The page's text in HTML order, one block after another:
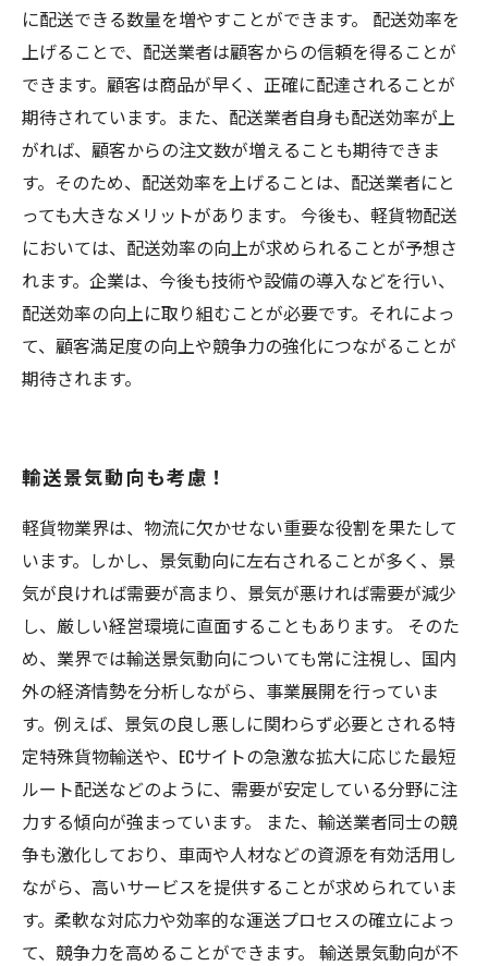
に配送できる数量を増やすことができます。 配送効率を
上げることで、配送業者は顧客からの信頼を得ることが
できます。顧客は商品が早く、正確に配達されることが
期待されています。また、配送業者自身も配送効率が上
がれば、顧客からの注文数が増えることも期待できま
す。そのため、配送効率を上げることは、配送業者にと
っても大きなメリットがあります。 今後も、軽貨物配送
においては、配送効率の向上が求められることが予想さ
れます。企業は、今後も技術や設備の導入などを行い、
配送効率の向上に取り組むことが必要です。それによっ
て、顧客満足度の向上や競争力の強化につながることが
期待されます。
輸送景気動向も考慮！
軽貨物業界は、物流に欠かせない重要な役割を果たして
います。しかし、景気動向に左右されることが多く、景
気が良ければ需要が高まり、景気が悪ければ需要が減少
し、厳しい経営環境に直面することもあります。 そのた
め、業界では輸送景気動向についても常に注視し、国内
外の経済情勢を分析しながら、事業展開を行っていま
す。例えば、景気の良し悪しに関わらず必要とされる特
定特殊貨物輸送や、ECサイトの急激な拡大に応じた最短
ルート配送などのように、需要が安定している分野に注
力する傾向が強まっています。 また、輸送業者同士の競
争も激化しており、車両や人材などの資源を有効活用し
ながら、高いサービスを提供することが求められていま
す。柔軟な対応力や効率的な運送プロセスの確立によっ
て、競争力を高めることができます。 輸送景気動向が不